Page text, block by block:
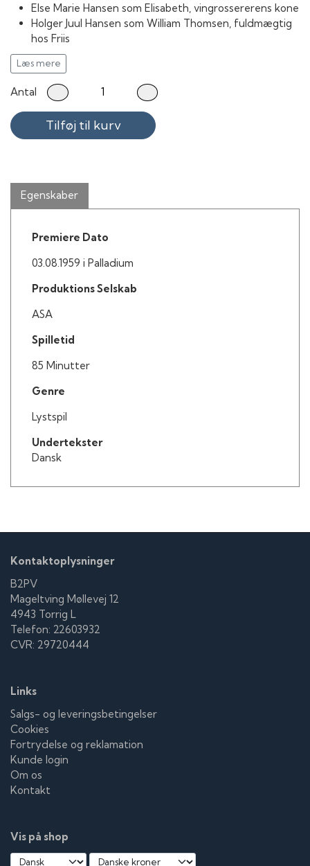
Else Marie Hansen som Elisabeth, vingrossererens kone
Holger Juul Hansen som William Thomsen, fuldmægtig
hos Friis
Christian Arhoff som Willie, bartender
Suzanne Bech som Winnie, Susys veninde
Olaf Ussing som Fransk handelsattache
Karl Stegger som Nattevagt
Jørgen Ryg som Musiker
Kirsten Saerens som Veninde ved Abstrakte-festen
Povl Wøldike som Afholdsmand
Svend Bille som Afholdsmand
May Reimers som Servitrice
Jørgen Beck som Pressefotograf
Velma Middleton som Sangerinde i Armstrongs
Louis Armstrong
Læs mere
Antal
Tilføj til kurv
Egenskaber
Premiere Dato
03.08.1959 i Palladium
Produktions Selskab
ASA
Spilletid
85 Minutter
Genre
Lystspil
Undertekster
Dansk
Kontaktoplysninger
B2PV
Mageltving Møllevej 12
4943 Torrig L
Telefon: 22603932
CVR: 29720444
Links
Salgs- og leveringsbetingelser
Cookies
Fortrydelse og reklamation
Kunde login
Om os
Kontakt
Vis på shop